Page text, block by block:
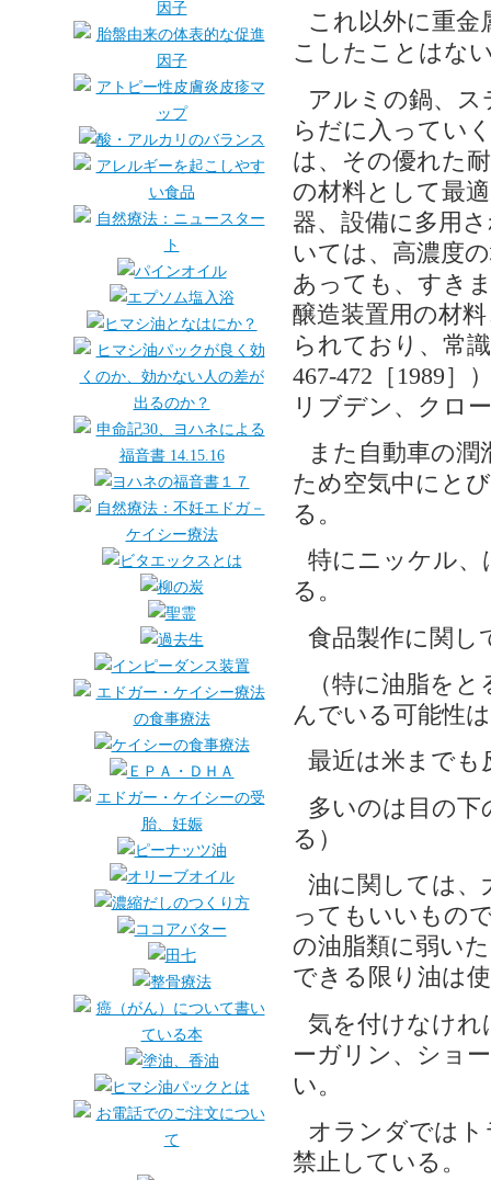
これ以外に重
こしたことはな
アルミの鍋、
らだに入ってい
は、その優れた
の材料として最
器、設備に多用
いては、高濃度
あっても、すき
醸造装置用の材
られており、常
467-472［1989
リブデン、クロ
また自動車の
ため空気中にと
る。
特にニッケル、
る。
食品製作に関し
（特に油脂を
んでいる可能性
最近は米までも
多いのは目の
る）
油に関しては、
ってもいいもの
の油脂類に弱い
できる限り油は
気を付けなけれ
ーガリン、ショ
い。
オランダでは
禁止している。